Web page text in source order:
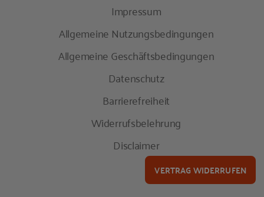
Impressum
Allgemeine Nutzungsbedingungen
Allgemeine Geschäftsbedingungen
Datenschutz
Barrierefreiheit
Widerrufsbelehrung
Disclaimer
VERTRAG WIDERRUFEN